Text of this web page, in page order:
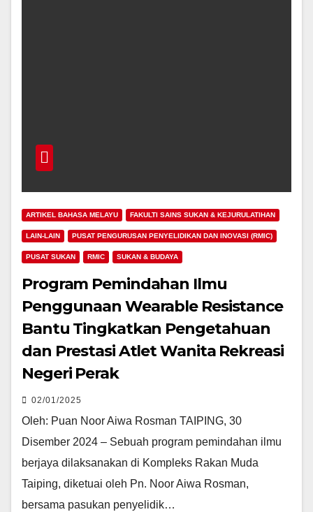
ARTIKEL BAHASA MELAYU FAKULTI SAINS SUKAN & KEJURULATIHAN
LAIN-LAIN PUSAT PENGURUSAN PENYELIDIKAN DAN INOVASI (RMIC)
PUSAT SUKAN RMIC SUKAN & BUDAYA
Program Pemindahan Ilmu
Penggunaan Wearable Resistance
Bantu Tingkatkan Pengetahuan
dan Prestasi Atlet Wanita Rekreasi
Negeri Perak
02/01/2025
Oleh: Puan Noor Aiwa Rosman TAIPING, 30
Disember 2024 – Sebuah program pemindahan ilmu
berjaya dilaksanakan di Kompleks Rakan Muda
Taiping, diketuai oleh Pn. Noor Aiwa Rosman,
bersama pasukan penyelidik…